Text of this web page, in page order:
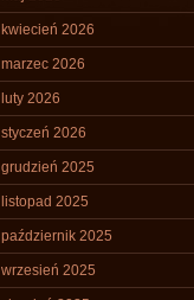
kwiecień 2026
marzec 2026
luty 2026
styczeń 2026
grudzień 2025
listopad 2025
październik 2025
wrzesień 2025